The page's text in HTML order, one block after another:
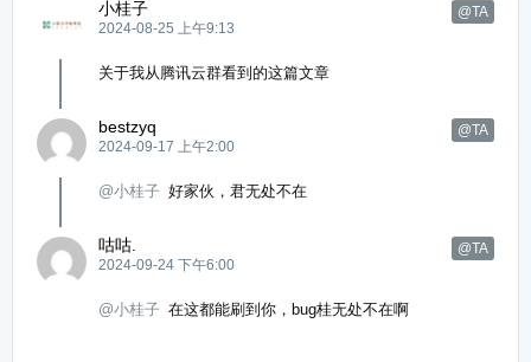
小桂子
@TA
2024-08-25 上午9:13
关于我从腾讯云群看到的这篇文章
bestzyq
@TA
2024-09-17 上午2:00
@小桂子 好家伙，君无处不在
咕咕.
@TA
2024-09-24 下午6:00
@小桂子 在这都能刷到你，bug桂无处不在啊